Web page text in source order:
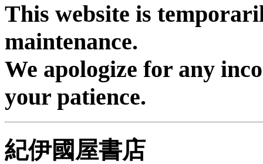
This website is
maintenance.
We apologize for any
your patience.
紀伊國屋書店